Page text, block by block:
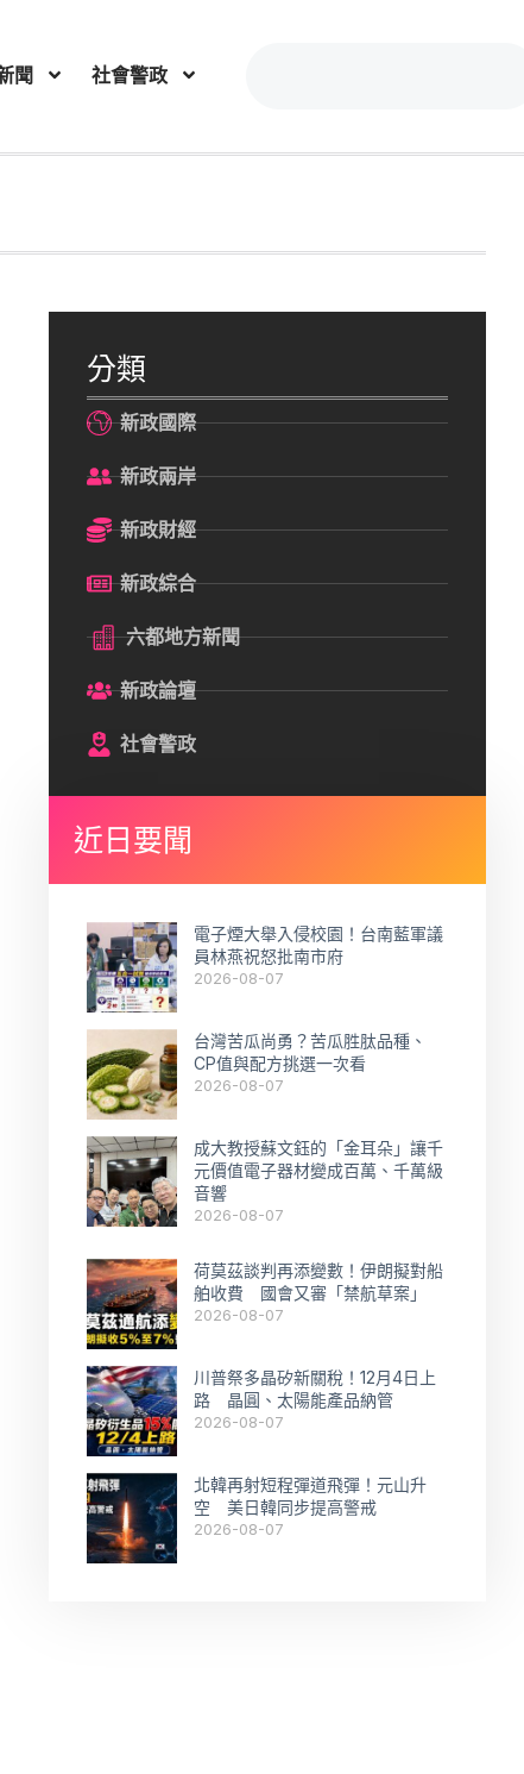
聞 社會警政
分類
新政國際
新政兩岸
新政財經
新政綜合
六都地方新聞
新政論壇
社會警政
近日要聞
電子煙大舉入侵校園！台南藍軍議
員林燕祝怒批南市府
2026-08-07
台灣苦瓜尚勇？苦瓜胜肽品種、
CP值與配方挑選一次看
2026-08-07
成大教授蘇文鈺的「金耳朵」讓千
元價值電子器材變成百萬、千萬級
音響
2026-08-07
荷莫茲談判再添變數！伊朗擬對船
舶收費 國會又審「禁航草案」
2026-08-07
川普祭多晶矽新關稅！12月4日上
路 晶圓、太陽能產品納管
2026-08-07
北韓再射短程彈道飛彈！元山升
空 美日韓同步提高警戒
2026-08-07